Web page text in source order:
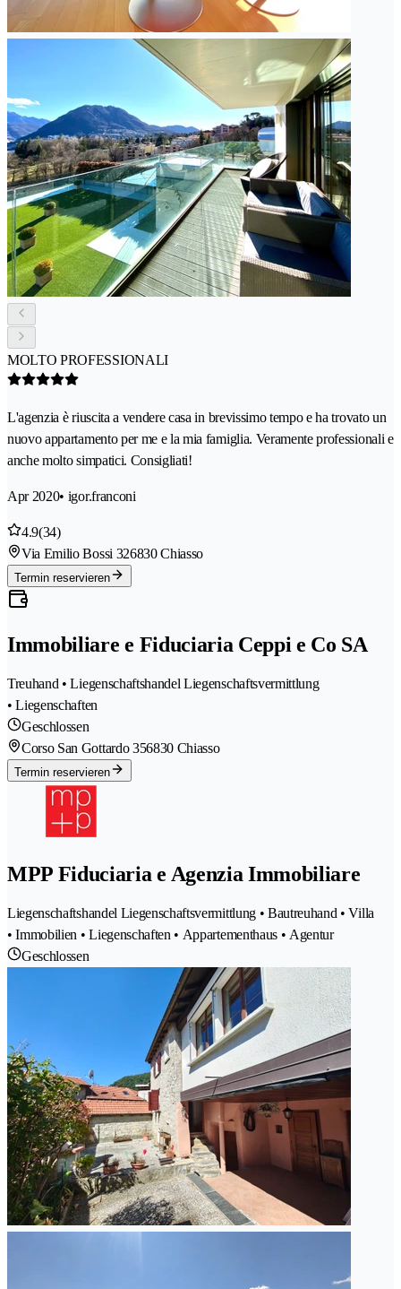
MOLTO PROFESSIONALI
L'agenzia è riuscita a vendere casa in brevissimo tempo e ha trovato un
nuovo appartamento per me e la mia famiglia. Veramente professionali e
anche molto simpatici. Consigliati!
Apr 2020• igor.franconi
4.9(34)
Via Emilio Bossi 326830 Chiasso
Termin reservieren
Immobiliare e Fiduciaria Ceppi e Co SA
Treuhand • Liegenschaftshandel Liegenschaftsvermittlung
• Liegenschaften
Geschlossen
Corso San Gottardo 356830 Chiasso
Termin reservieren
MPP Fiduciaria e Agenzia Immobiliare
Liegenschaftshandel Liegenschaftsvermittlung • Bautreuhand • Villa
• Immobilien • Liegenschaften • Appartementhaus • Agentur
Geschlossen